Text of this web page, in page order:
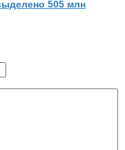
505 млн